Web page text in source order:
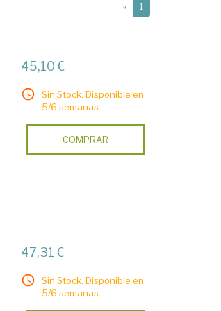
« 1
45,10 €
Sin Stock. Disponible en
5/6 semanas.
COMPRAR
47,31 €
Sin Stock. Disponible en
5/6 semanas.